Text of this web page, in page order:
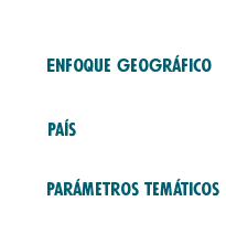
Enfoque geográfico
País
Parámetros temáticos